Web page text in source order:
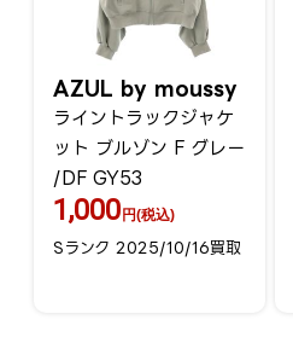
AZUL by moussy
ライントラックジャケ
ット ブルゾン F グレー
/DF GY53
1,000 円(税込)
Sランク 2025/10/16買取